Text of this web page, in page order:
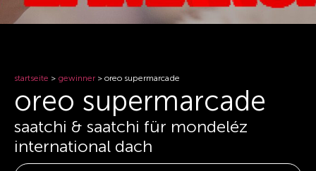
startseite > gewinner> oreo supermarcade
oreo supermarcade
saatchi & saatchi für mondeléz
international dach